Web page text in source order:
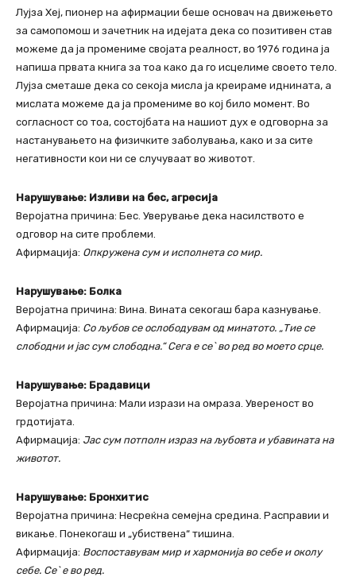
Лујза Хеј, пионер на афирмации беше основач на движењето
за самопомош и зачетник на идејата дека со позитивен став
можеме да ја промениме својата реалност, во 1976 година ја
напиша првата книга за тоа како да го исцелиме своето тело.
Лујза сметаше дека со секоја мисла ја креираме иднината, а
мислата можеме да ја промениме во кој било момент. Во
согласност со тоа, состојбата на нашиот дух е одговорна за
настанувањето на физичките заболувања, како и за сите
негативности кои ни се случуваат во животот.
Нарушување: Изливи на бес, агресија
Веројатна причина: Бес. Уверување дека насилството е
одговор на сите проблеми.
Афирмација: Опкружена сум и исполнета со мир.
Нарушување: Болка
Веројатна причина: Вина. Вината секогаш бара казнување.
Афирмација: Со љубов се ослободувам од минатото. „Тие се
слободни и јас сум слободна.“ Сега е се` во ред во моето срце.
Нарушување: Брадавици
Веројатна причина: Мали изрази на омраза. Увереност во
грдотијата.
Афирмација: Јас сум потполн израз на љубовта и убавината на
животот.
Нарушување: Бронхитис
Веројатна причина: Несреќна семејна средина. Расправии и
викање. Понекогаш и „убиствена“ тишина.
Афирмација: Воспоставувам мир и хармонија во себе и околу
себе. Се` е во ред.